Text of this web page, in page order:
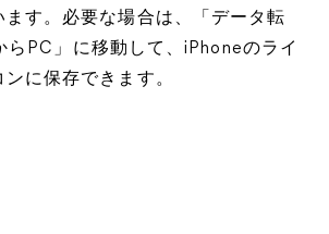
ます。必要な場合は、「データ転
らPC」に移動して、iPhoneのライ
に保存できます。